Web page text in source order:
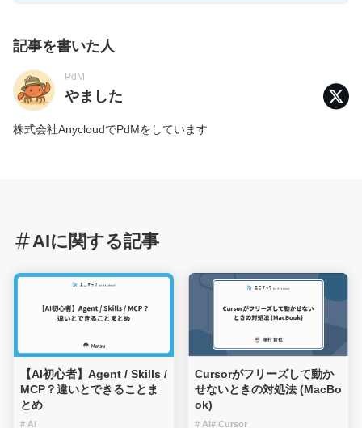
記事を書いた人
PdM
やました
株式会社AnycloudでPdMをしています
AIに関する記事
【AI初心者】Agent / Skills /
MCP？違いとできることま
とめ
# AI
Cursorがフリーズして動か
せないときの対処法 (MacBo
ok)
# AI # Cursor